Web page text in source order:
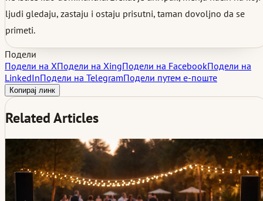
ljudi gledaju, zastaju i ostaju prisutni, taman dovoljno da se
primeti.
Подели
Подели на XПодели на XingПодели на FacebookПодели на
LinkedInПодели на TelegramПодели путем е-поште
Копирај линк
Related Articles